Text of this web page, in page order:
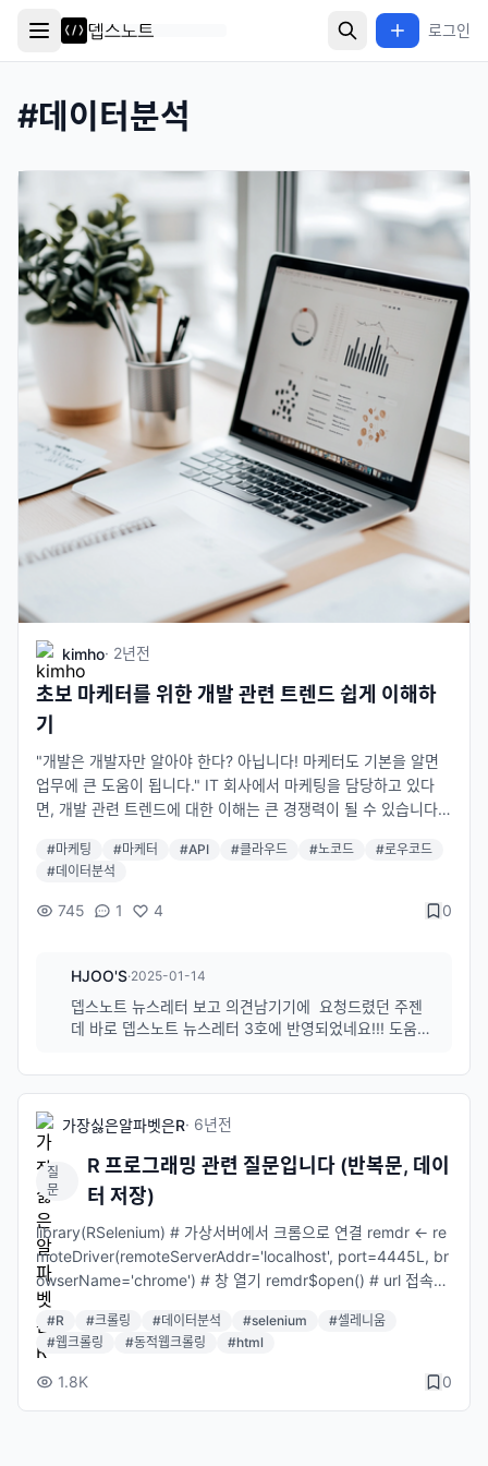
로그인
#데이터분석
kimho· 2년전
초보 마케터를 위한 개발 관련 트렌드 쉽게 이해하
기
"개발은 개발자만 알아야 한다? 아닙니다! 마케터도 기본을 알면
업무에 큰 도움이 됩니다." IT 회사에서 마케팅을 담당하고 있다
면, 개발 관련 트렌드에 대한 이해는 큰 경쟁력이 될 수 있습니다.
발 트렌드와 기본 개념을 알기 쉽게 정리해보았습니다. 1. API란
무엇일까? API(Application Programming Interface)는 프로그
램과 프로그램이 서로 대화할 수 있게 도와주는 '언어'라고 생각하
google.com/static/maps/documentation/urls/images/dir-bi
cycling-seattle.png?hl=ko" alt="구글 지도 API를 이용하여 경
로를 표시하는 예" style="max-width: 600px; width: 100%; h
앱에서 주문하면, 이 정보는 배달 업체와 음식점의 시스템으로 전
달되죠. 이때 API가 정보를 주고받는 역할을 해요. 소셜 미디어 연
결: 다른 앱에서 "Google로 로그인" 또는 "Facebook 계정으로
가입" 같은 기능을 사용할 때 API가 필요합니다. 마케터가 홍보한
다면?: "우리 API는 빠르고 안정적이며, 다양한 플랫폼과 연동 가
능!" 추가 팁 API 문서 읽기: 마케터도 API 문서를 읽어 기본 기능
을 이해하면 홍보 콘텐츠 작성에 도움됩니다. 실제 활용 사례 찾기:
자사의 API가 고객 문제를 해결한 성공 사례를 발굴하세요. REST
API와 GraphQL 이해하기: REST는 가장 기본적인 API 방식이고,
GraphQL은 더욱 유연한 데이터 요청을 가능하게 해줍니다. 2. 클
라우드 서비스: 더 이상 내 서버는 필요 없다? 과거에는 회사가 자
체 서버를 관리했지만, 요즘엔 AWS, Azure 같은 클라우드 서비스
를 사용해요. 클라우드는 인터넷을 통해 데이터와 프로그램을 저
장하고 실행하는 서비스라고 보면 됩니다. <img src="https://im
ages.squarespace-cdn.com/content/v1/60cfd646701da4
#마케팅 #마케터 #API #클라우드 #노코드 #로우코드
#데이터분석
745 1 4 0
HJOO'S·2025-01-14
뎁스노트 뉴스레터 보고 의견남기기에 요청드렸던 주젠
데 바로 뎁스노트 뉴스레터 3호에 반영되었네요!!! 도움되
가장싫은알파벳은R· 6년전
질
문
R 프로그래밍 관련 질문입니다 (반복문, 데이
터 저장)
library(RSelenium) # 가상서버에서 크롬으로 연결 remdr <- re
moteDriver(remoteServerAddr='localhost', port=4445L, br
owserName='chrome') # 창 열기 remdr$open() # url 접속
(멜론 월간 TOP100) remdr$navigate("https://www.melon.c
om/chart/month/index.htm?classCd=GN0000") # 원하는
버튼 xpath 찾아서 클릭 remdr$findElement(using = 'xpath',
value = '//*[@id="DM0000"]/a/span')$clickElement() rem
#R #크롤링 #데이터분석 #selenium #셀레니움
#웹크롤링 #동적웹크롤링 #html
1.8K 0